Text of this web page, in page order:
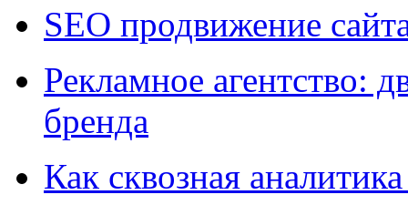
SEO продвижение
Рекламное агентство:
бренда
Как сквозная